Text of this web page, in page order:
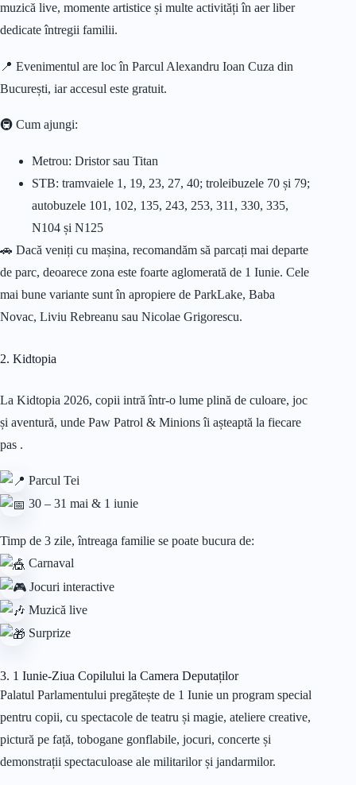
muzică live, momente artistice și multe activități în aer liber
dedicate întregii familii.
📍 Evenimentul are loc în Parcul Alexandru Ioan Cuza din
București, iar accesul este gratuit.
🚇 Cum ajungi:
Metrou: Dristor sau Titan
STB: tramvaiele 1, 19, 23, 27, 40; troleibuzele 70 și 79;
autobuzele 101, 102, 135, 243, 253, 311, 330, 335,
N104 și N125
🚗 Dacă veniți cu mașina, recomandăm să parcați mai departe
de parc, deoarece zona este foarte aglomerată de 1 Iunie. Cele
mai bune variante sunt în apropiere de ParkLake, Baba
Novac, Liviu Rebreanu sau Nicolae Grigorescu.
2. Kidtopia
La Kidtopia 2026, copii intră într-o lume plină de culoare, joc
și aventură, unde Paw Patrol & Minions îi așteaptă la fiecare
pas .
Parcul Tei
30 – 31 mai & 1 iunie
Timp de 3 zile, întreaga familie se poate bucura de:
Carnaval
Jocuri interactive
Muzică live
Surprize
3. 1 Iunie-Ziua Copilului la Camera Deputaților
Palatul Parlamentului pregătește de 1 Iunie un program special
pentru copii, cu spectacole de teatru și magie, ateliere creative,
pictură pe față, tobogane gonflabile, jocuri, concerte și
demonstrații spectaculoase ale militarilor și jandarmilor.